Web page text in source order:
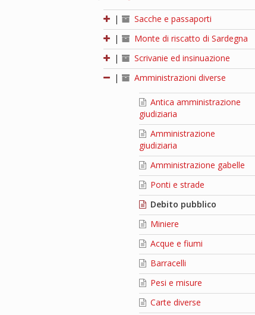
|
Sacche e passaporti
|
Monte di riscatto di Sardegna
|
Scrivanie ed insinuazione
|
Amministrazioni diverse
Antica amministrazione
giudiziaria
Amministrazione
giudiziaria
Amministrazione gabelle
Ponti e strade
Debito pubblico
Miniere
Acque e fiumi
Barracelli
Pesi e misure
Carte diverse